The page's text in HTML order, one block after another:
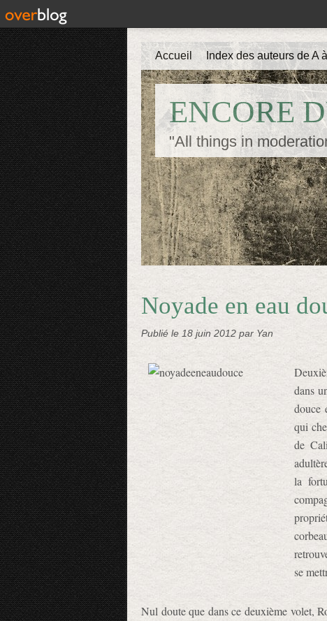
ENCORE
"All things in
Accueil Index des auteurs de A
Noyade en eau
Publié le 18 juin 2012 par Yan
dans
douce
qui
de
la
se
Nul doute que dans ce deuxième volet,